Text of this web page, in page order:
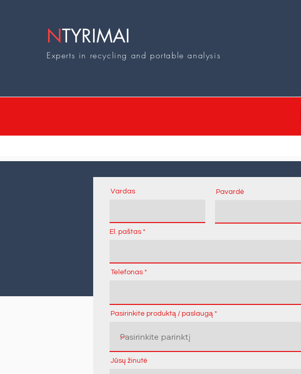
NTYRIMAI
Experts in recycling and portable analysis
Vardas Pavardė
El. paštas
Telefonas
Pasirinkite produktą / paslaugą
Jūsų žinutė